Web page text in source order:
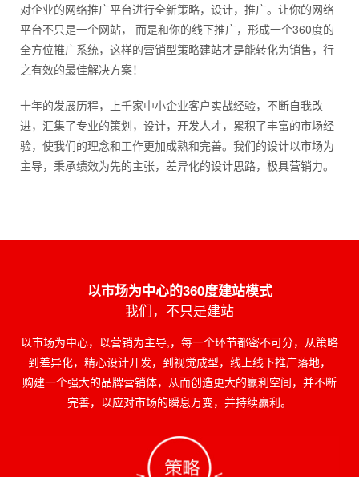
对企业的网络推广平台进行全新策略，设计，推广。让你的网络
平台不只是一个网站， 而是和你的线下推广，形成一个360度的
全方位推广系统，这样的营销型策略建站才是能转化为销售，行
之有效的最佳解决方案！
十年的发展历程，上千家中小企业客户实战经验，不断自我改
进，汇集了专业的策划，设计，开发人才，累积了丰富的市场经
验，使我们的理念和工作更加成熟和完善。我们的设计以市场为
主导，秉承绩效为先的主张，差异化的设计思路，极具营销力。
以市场为中心的360度建站模式
我们，不只是建站
以市场为中心，以营销为主导,，每一个环节都密不可分，从策略
到差异化，精心设计开发，到视觉成型，线上线下推广落地，
购建一个强大的品牌营销体，从而创造更大的赢利空间，并不断
完善，以应对市场的瞬息万变，并持续赢利。